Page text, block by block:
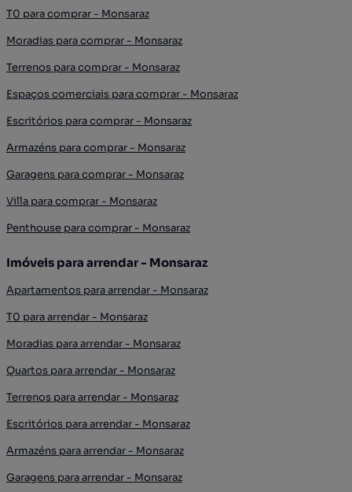
T0 para comprar - Monsaraz
Moradias para comprar - Monsaraz
Terrenos para comprar - Monsaraz
Espaços comerciais para comprar - Monsaraz
Escritórios para comprar - Monsaraz
Armazéns para comprar - Monsaraz
Garagens para comprar - Monsaraz
Villa para comprar - Monsaraz
Penthouse para comprar - Monsaraz
Imóveis para arrendar - Monsaraz
Apartamentos para arrendar - Monsaraz
T0 para arrendar - Monsaraz
Moradias para arrendar - Monsaraz
Quartos para arrendar - Monsaraz
Terrenos para arrendar - Monsaraz
Escritórios para arrendar - Monsaraz
Armazéns para arrendar - Monsaraz
Garagens para arrendar - Monsaraz